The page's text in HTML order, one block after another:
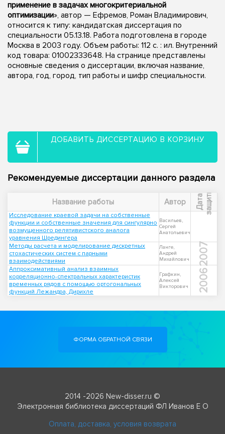
применение в задачах многокритериальной
оптимизации», автор — Ефремов, Роман Владимирович,
относится к типу: кандидатская диссертация по
специальности 05.13.18. Работа подготовлена в городе
Москва в 2003 году. Объем работы: 112 с. : ил. Внутренний
код товара: 01002333648. На странице представлены
основные сведения о диссертации, включая название,
автора, год, город, тип работы и шифр специальности.
ДОБАВИТЬ ДИССЕРТАЦИЮ В КОРЗИНУ
Рекомендуемые диссертации данного раздела
Название работы Автор Д
а
т
а
з
а
щ
и
т ы
Исследование краевой задачи на собственные
функции и собственные значения для сингулярно
возмущенного релятивистского аналога
уравнения Шредингера
Васильев,
Сергей
Анатольевич
Методы расчета и моделирование дискретных
стохастических систем с парными
взаимодействиями
Ланге,
Андрей
Михайлович
2007
Аппроксимативный анализ взаимных
корреляционно-спектральных характеристик
временных рядов с помощью ортогональных
функций Лежандра, Дирихле
Графкин,
Алексей
Викторович
2006
ФОРМА ОБРАТНОЙ СВЯЗИ
2014 -2026 New-disser.ru ©
Электронная библиотека диссертаций ФЛ Иванов Е О
Оплата, доставка, условия возврата